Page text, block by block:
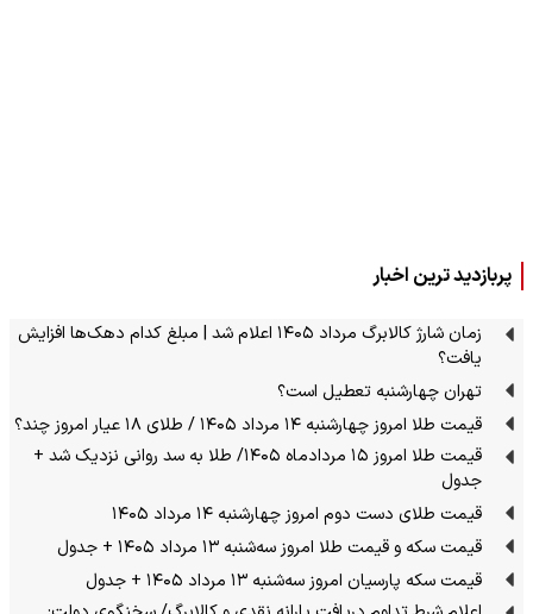
پربازدید ترین اخبار
زمان شارژ کالابرگ مرداد ۱۴۰۵ اعلام شد | مبلغ کدام دهک‌ها افزایش
یافت؟
تهران چهارشنبه تعطیل است؟
قیمت طلا امروز چهارشنبه ۱۴ مرداد ۱۴۰۵ / طلای ۱۸ عیار امروز چند؟
قیمت طلا امروز ۱۵ مردادماه ۱۴۰۵/ طلا به سد روانی نزدیک شد +
جدول
قیمت طلای دست دوم امروز چهارشنبه ۱۴ مرداد ۱۴۰۵
قیمت سکه و قیمت طلا امروز سه‌شنبه ۱۳ مرداد ۱۴۰۵ + جدول
قیمت سکه پارسیان امروز سه‌شنبه ۱۳ مرداد ۱۴۰۵ + جدول